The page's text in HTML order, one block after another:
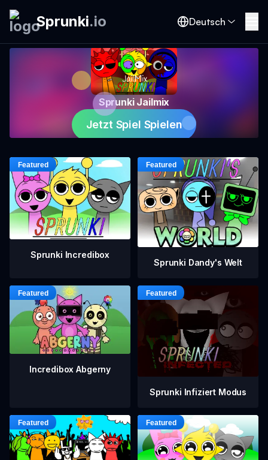
Sprunki.io Deutsch
Sprunki Jailmix
Jetzt Spiel Spielen
Sprunki Incredibox
Sprunki Dandy's Welt
Incredibox Abgerny
Sprunki Infiziert Modus